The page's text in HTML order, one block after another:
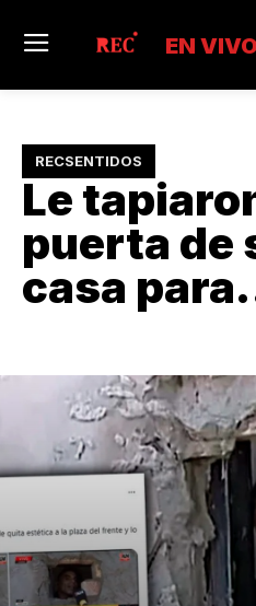
EN VIVO
RECSENTIDOS
Le
puerta de
casa